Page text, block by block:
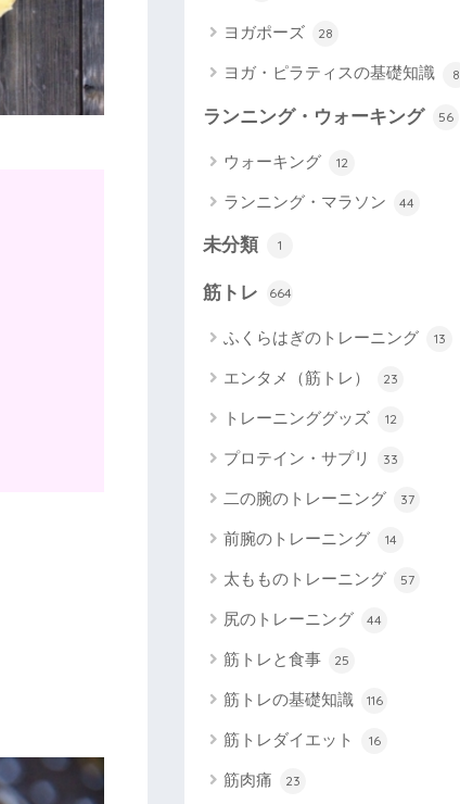
ヨガポーズ 28
ヨガ・ピラティスの基礎知識 8
ランニング・ウォーキング 56
ウォーキング 12
ランニング・マラソン 44
未分類 1
筋トレ 664
ふくらはぎのトレーニング 13
エンタメ（筋トレ） 23
トレーニンググッズ 12
プロテイン・サプリ 33
二の腕のトレーニング 37
前腕のトレーニング 14
太もものトレーニング 57
尻のトレーニング 44
筋トレと食事 25
筋トレの基礎知識 116
筋トレダイエット 16
筋肉痛 23